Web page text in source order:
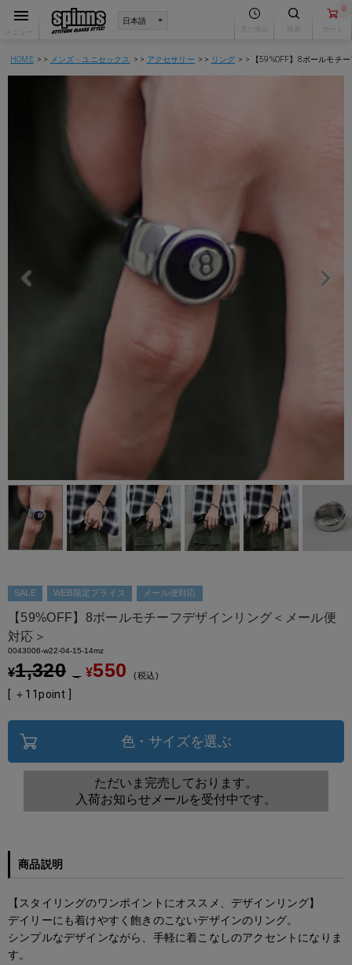
0
HOME メンズ・ユニセックス アクセサリー リング 【59%OFF】8ボールモチ
SALE WEB限定プライス メール便対応
【59%OFF】8ボールモチーフデザインリング＜メール便
対応＞
0043006-w22-04-15-14mz
¥1,320 → ¥550 税込
[ ＋ 11point ]
色・サイズを選ぶ
ただいま完売しております。
入荷お知らせメールを受付中です。
商品説明
【スタイリングのワンポイントにオススメ、デザインリング】
デイリーにも着けやすく飽きのこないデザインのリング。
シンプルなデザインながら、手軽に着こなしのアクセントになりま
す。